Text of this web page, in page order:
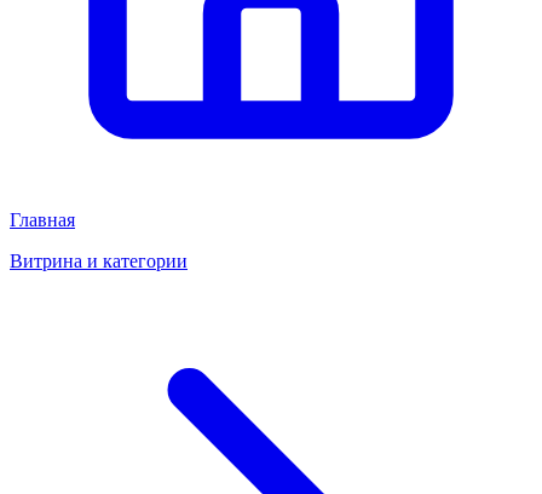
Главная
Витрина и категории